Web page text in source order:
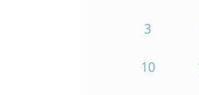
3
10